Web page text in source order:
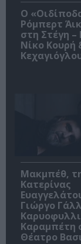
O
Ρόμπερτ
στη Στέγη
Νίκο Κουρή
Μακμπέθ,
Κατερίνας
Γιώργο
Καραμπέτη
Θέατρο